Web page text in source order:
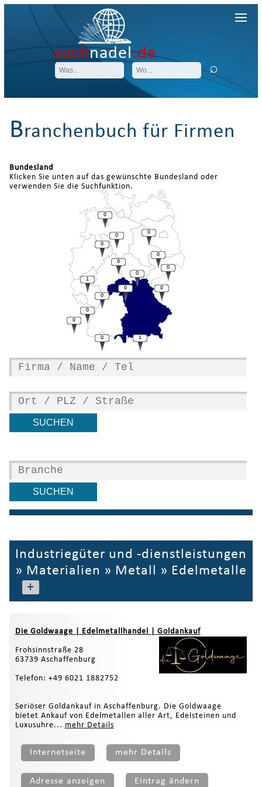
suchnadel.de
Branchenbuch für Firmen
Bundesland
Klicken Sie unten auf das gewünschte Bundesland oder
verwenden Sie die Suchfunktion.
0
0
1
0
0
0
0
0
0
0
0
0
0
0
0
1
Industriegüter und -dienstleistungen
» Materialien » Metall » Edelmetalle
+
Die Goldwaage | Edelmetallhandel | Goldankauf
Frohsinnstraße 28
63739 Aschaffenburg
Telefon: +49 6021 1882752
Seriöser Goldankauf in Aschaffenburg. Die Goldwaage
bietet Ankauf von Edelmetallen aller Art, Edelsteinen und
Luxusuhre... mehr Details
Internetseite mehr Details
Adresse anzeigen Eintrag ändern